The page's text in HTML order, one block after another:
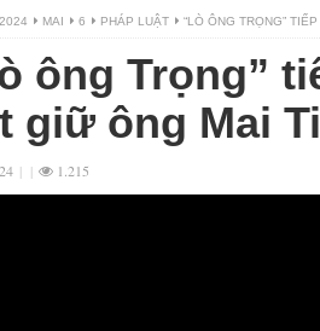
2024 MAI 6 PHÁP LUẬT “LÒ ÔNG TRỌNG”
ông Trọng”
giữ ông Mai
| | 1.215